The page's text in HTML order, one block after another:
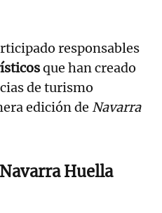
responsables
que han creado
de turismo
edición de Navarra
Huella